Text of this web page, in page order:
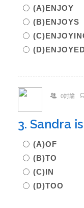
(A)ENJOY
(B)ENJOYS
0討論
3. Sandra
(A)OF
(B)TO
(C)IN
(D)TOO